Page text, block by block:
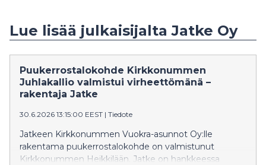
Lue lisää julkaisijalta Jatke Oy
Puukerrostalokohde Kirkkonummen
Juhlakallio valmistui virheettömänä –
rakentaja Jatke
30.6.2026 13:15:00 EEST | Tiedote
Jatkeen Kirkkonummen Vuokra-asunnot Oy:lle
rakentama puukerrostalokohde on valmistunut
Kirkkonummen Heikkilään. Jatke on hankkeessa